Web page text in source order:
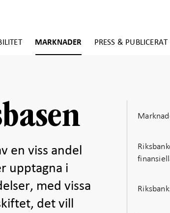
MARKNADER PRESS & PUBLICERAT
en viss andel
upptagna i
med vissa
det vill